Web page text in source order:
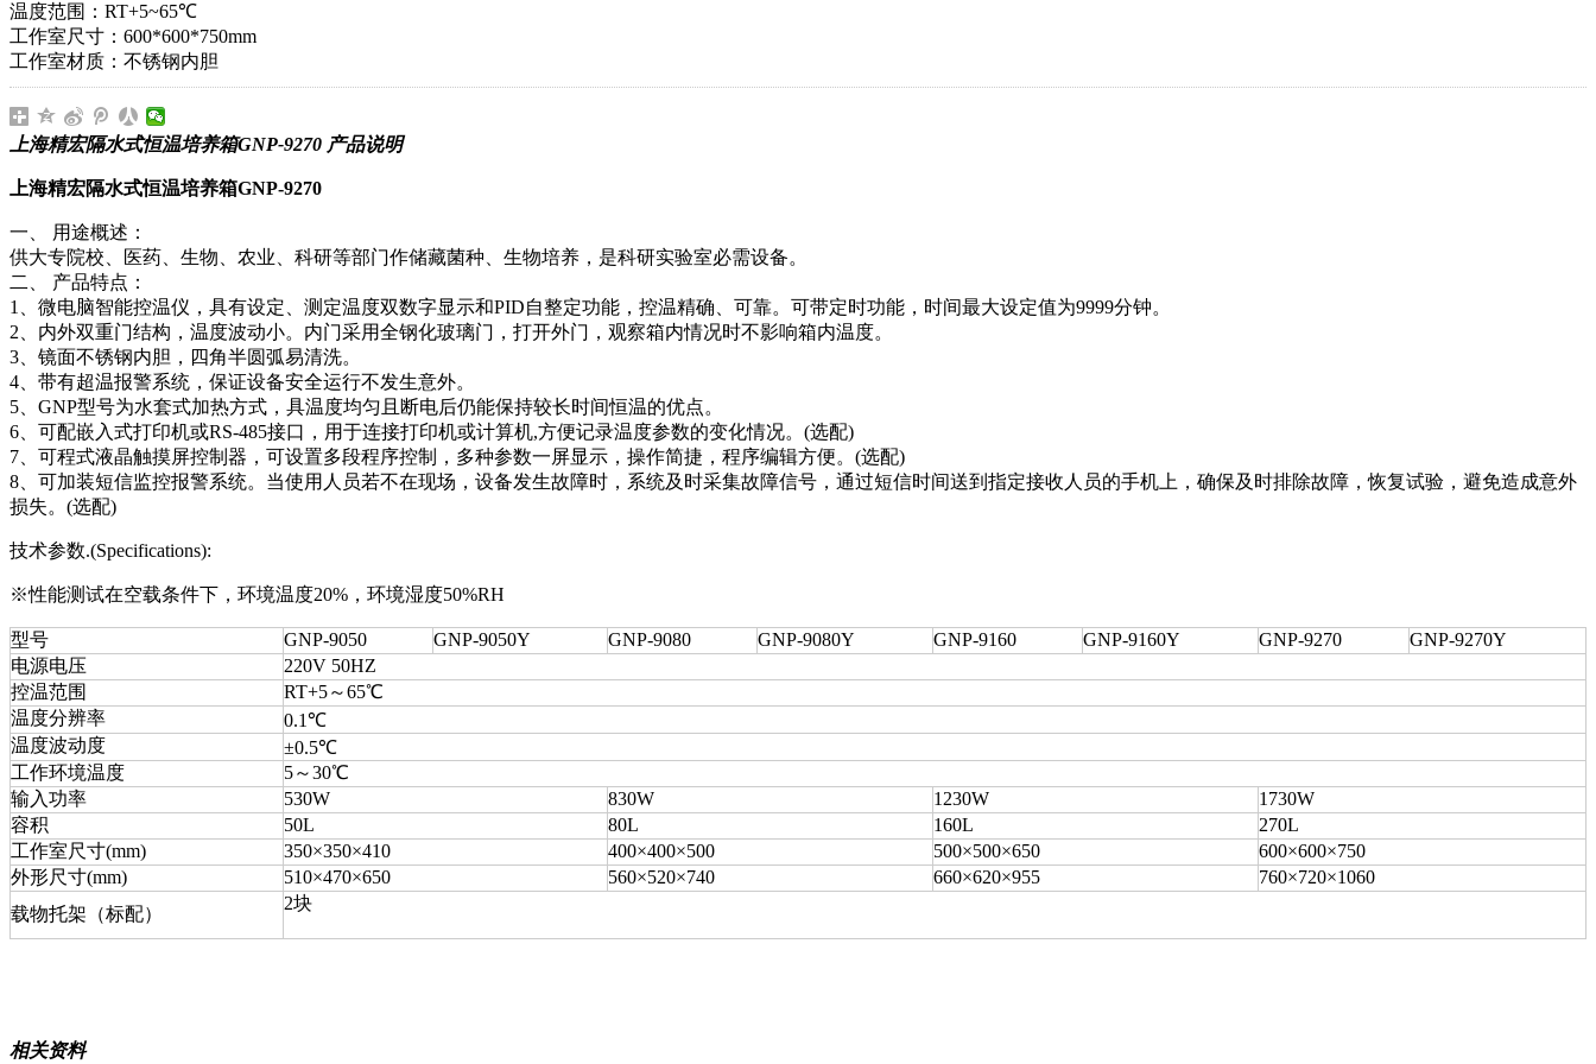
温度范围：RT+5~65℃
工作室尺寸：600*600*750mm
工作室材质：不锈钢内胆
上海精宏隔水式恒温培养箱GNP-9270 产品说明
上海精宏隔水式恒温培养箱GNP-9270
一、 用途概述：
供大专院校、医药、生物、农业、科研等部门作储藏菌种、生物培养，是科研实验室必需设备。
二、 产品特点：
1、微电脑智能控温仪，具有设定、测定温度双数字显示和PID自整定功能，控温精确、可靠。可带定时功能，时间最大设定值为9999分钟。
2、内外双重门结构，温度波动小。内门采用全钢化玻璃门，打开外门，观察箱内情况时不影响箱内温度。
3、镜面不锈钢内胆，四角半圆弧易清洗。
4、带有超温报警系统，保证设备安全运行不发生意外。
5、GNP型号为水套式加热方式，具温度均匀且断电后仍能保持较长时间恒温的优点。
6、可配嵌入式打印机或RS-485接口，用于连接打印机或计算机,方便记录温度参数的变化情况。(选配)
7、可程式液晶触摸屏控制器，可设置多段程序控制，多种参数一屏显示，操作简捷，程序编辑方便。(选配)
8、可加装短信监控报警系统。当使用人员若不在现场，设备发生故障时，系统及时采集故障信号，通过短信时间送到指定接收人员的手机上，确保及时排除故障，恢复试验，避免造成意外
损失。(选配)
技术参数.(Specifications):
※性能测试在空载条件下，环境温度20%，环境湿度50%RH
型号 GNP-9050 GNP-9050Y GNP-9080 GNP-9080Y GNP-9160 GNP-9160Y GNP-9270
GNP-9270Y
电源电压
220V 50HZ
控温范围
RT+5～65℃
温度分辨率
0.1℃
温度波动度
±0.5℃
工作环境温度
5～30℃
输入功率
530W 830W 1230W
1730W
容积
50L 80L 160L
270L
工作室尺寸(mm)
350×350×410 400×400×500 500×500×650
600×600×750
外形尺寸(mm)
510×470×650 560×520×740 660×620×955
760×720×1060
载物托架（标配）
2块
相关资料